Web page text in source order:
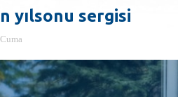
yılsonu sergisi